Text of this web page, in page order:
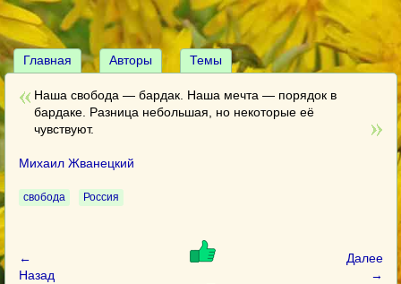
Главная Авторы Темы
Наша свобода — бардак. Наша мечта — порядок в
бардаке. Разница небольшая, но некоторые её
чувствуют.
Михаил Жванецкий
свобода Россия
←
Назад
Далее
→